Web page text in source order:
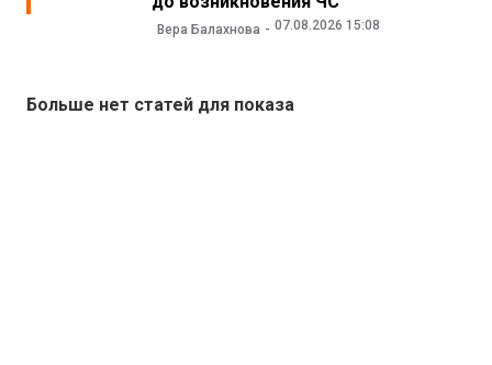
Вера Балахнова 07.08.2026 15:08
Больше нет статей для показа